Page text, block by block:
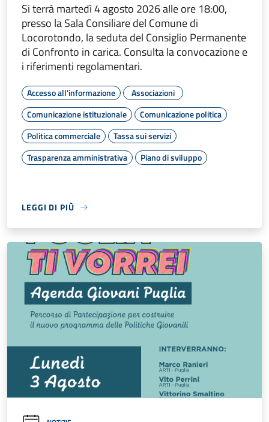
Si terrà martedì 4 agosto 2026 alle ore 18:00,
presso la Sala Consiliare del Comune di
Locorotondo, la seduta del Consiglio Permanente
di Confronto in carica. Consulta la convocazione e
i riferimenti regolamentari.
Accesso all'informazione
Associazioni
Comunicazione istituzionale
Comunicazione politica
Politica commerciale
Tassa sui servizi
Trasparenza amministrativa
Piano di sviluppo
LEGGI DI PIÙ